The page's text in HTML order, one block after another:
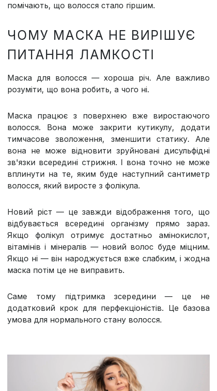
помічають, що волосся стало гіршим.
ЧОМУ МАСКА НЕ ВИРІШУЄ
ПИТАННЯ ЛАМКОСТІ
Маска для волосся — хороша річ. Але важливо
розуміти, що вона робить, а чого ні.
Маска працює з поверхнею вже виростаючого
волосся. Вона може закрити кутикулу, додати
тимчасове зволоження, зменшити статику. Але
вона не може відновити зруйновані дисульфідні
зв'язки всередині стрижня. І вона точно не може
вплинути на те, яким буде наступний сантиметр
волосся, який виросте з фолікула.
Новий ріст — це завжди відображення того, що
відбувається всередині організму прямо зараз.
Якщо фолікул отримує достатньо амінокислот,
вітамінів і мінералів — новий волос буде міцним.
Якщо ні — він народжується вже слабким, і жодна
маска потім це не виправить.
Саме тому підтримка зсередини — це не
додатковий крок для перфекціоністів. Це базова
умова для нормального стану волосся.